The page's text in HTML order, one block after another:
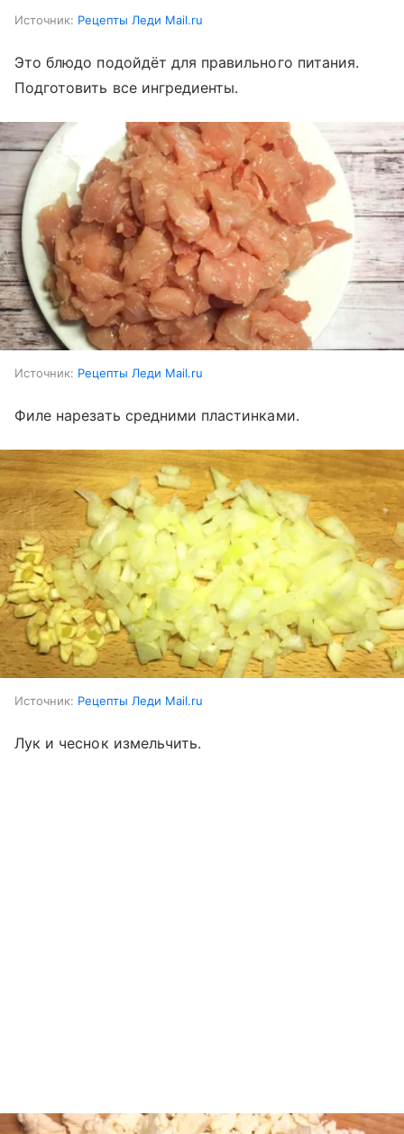
Источник: Рецепты Леди Mail.ru
Это блюдо подойдёт для правильного питания.
Подготовить все ингредиенты.
Источник: Рецепты Леди Mail.ru
Филе нарезать средними пластинками.
Источник: Рецепты Леди Mail.ru
Лук и чеснок измельчить.